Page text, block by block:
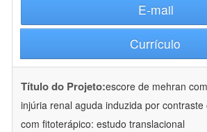
E-mail
Currículo
Título do Projeto:escore de mehran
injúria renal aguda induzida por contraste
com fitoterápico: estudo translacional